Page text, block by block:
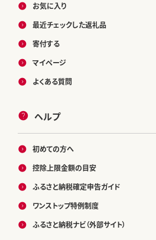
お気に入り
最近チェックした返礼品
寄付する
マイページ
よくある質問
ヘルプ
初めての方へ
控除上限金額の目安
ふるさと納税確定申告ガイド
ワンストップ特例制度
ふるさと納税ナビ（外部サイト）